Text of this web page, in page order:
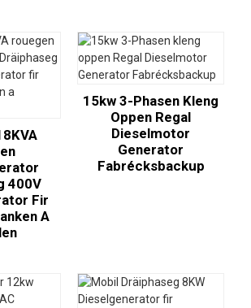
400V
Fir
A
15kw 3-Phasen Kleng
Oppen Regal
Dieselmotor
Generator
Fabrécksbackup